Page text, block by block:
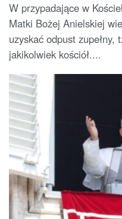
W przypadające w
Matki Bożej Anielskiej
uzyskać odpust
jakikolwiek kościół....